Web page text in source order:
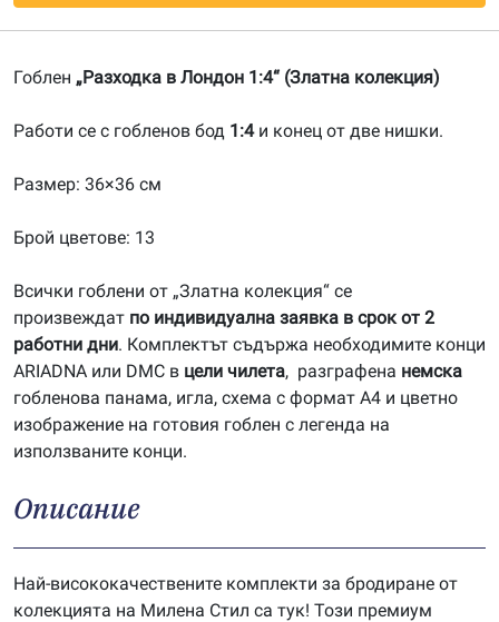
в
Лондон
20161206
Гоблен „Разходка в Лондон 1:4“ (Златна колекция)
Работи се с гобленов бод 1:4и конец от две нишки.
Размер: 36×36 см
Брой цветове: 13
Всички гоблени от „Златна колекция“ се
произвеждат по индивидуална заявка в срок от 2
работни дни. Комплектът съдържа необходимите конци
ARIADNA или DMC в цели чилета, разграфена немска
гобленова панама, игла, схема с формат А4 и цветно
изображение на готовия гоблен с легенда на
използваните конци.
Описание
Най-висококачествените комплекти за бродиране от
колекцията на Милена Стил са тук! Този премиум